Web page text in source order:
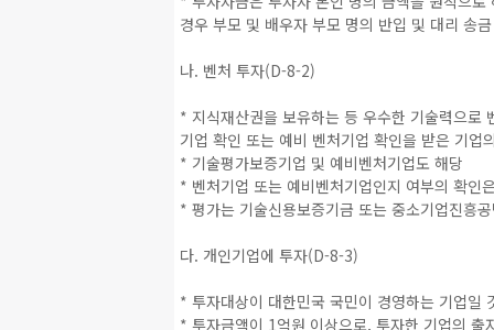
경우 부모 및 배우자 부모 명의 반입 및 대리 송
나. 벤처 투자(D-8-2)
* 지식재산권을 보유하는 등 우수한 기술력으로
기업 확인 또는 예비 벤처기업 확인을 받은 기
* 기술평가보증기업 및 예비벤처기업도 해당
* 벤처기업 또는 예비벤처기업인지 여부의 확인
* 평가는 기술신용보증기금 또는 중소기업진흥
다. 개인기업에 투자(D-8-3)
* 투자대상이 대한민국 국민이 경영하는 기업일
* 투자금액이 1억원 이상으로, 투자한 기업의